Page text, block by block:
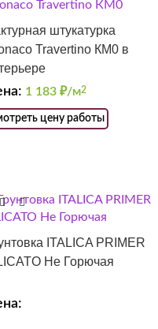
штукатурка
Travertino КМ0 в
1 183 ₽/м2
цену работы
ITALICA PRIMER
Не Горючая